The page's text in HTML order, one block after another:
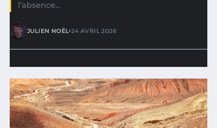
l’absence…
JULIEN NOËL•24 AVRIL 2026